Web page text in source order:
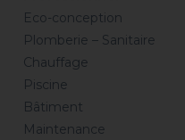
Eco-conception
Plomberie – Sanitaire
Chauffage
Piscine
Bâtiment
Maintenance